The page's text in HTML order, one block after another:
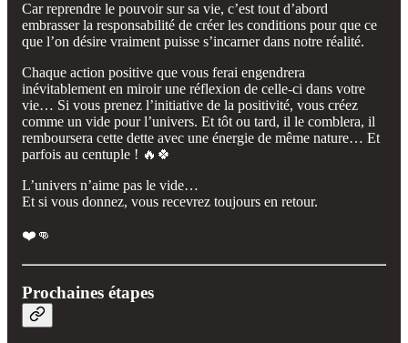
Car reprendre le pouvoir sur sa vie, c’est tout d’abord
embrasser la responsabilité de créer les conditions pour que ce
que l’on désire vraiment puisse s’incarner dans notre réalité.
Chaque action positive que vous ferai engendrera
inévitablement en miroir une réflexion de celle-ci dans votre
vie… Si vous prenez l’initiative de la positivité, vous créez
comme un vide pour l’univers. Et tôt ou tard, il le comblera, il
remboursera cette dette avec une énergie de même nature… Et
parfois au centuple ! 🔥🍀
L’univers n’aime pas le vide…
Et si vous donnez, vous recevrez toujours en retour.
❤️👊
Prochaines étapes